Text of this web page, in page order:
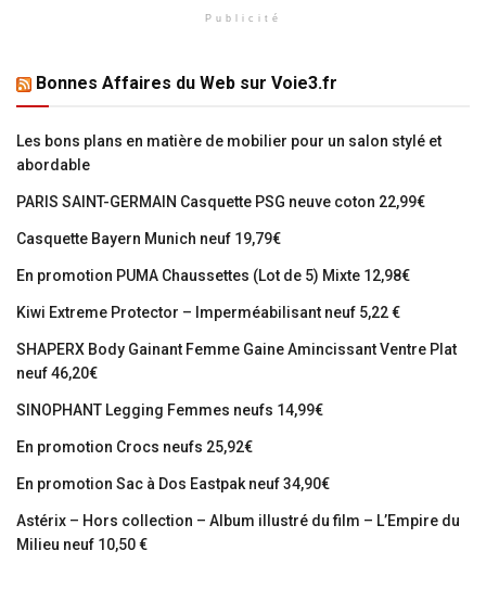
Publicité
Bonnes Affaires du Web sur Voie3.fr
Les bons plans en matière de mobilier pour un salon stylé et
abordable
PARIS SAINT-GERMAIN Casquette PSG neuve coton 22,99€
Casquette Bayern Munich neuf 19,79€
En promotion PUMA Chaussettes (Lot de 5) Mixte 12,98€
Kiwi Extreme Protector – Imperméabilisant neuf 5,22 €
SHAPERX Body Gainant Femme Gaine Amincissant Ventre Plat
neuf 46,20€
SINOPHANT Legging Femmes neufs 14,99€
En promotion Crocs neufs 25,92€
En promotion Sac à Dos Eastpak neuf 34,90€
Astérix – Hors collection – Album illustré du film – L’Empire du
Milieu neuf 10,50 €